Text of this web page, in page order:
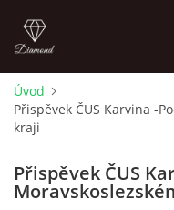
ÚVOD
AKTUALITY
Úvod
Přispěvek ČUS Karvina -
kraji
Přispěvek ČUS